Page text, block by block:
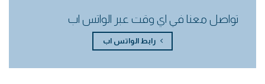
تواصل معنا في اي وقت عبر الواتس اب
رابط الواتس اب